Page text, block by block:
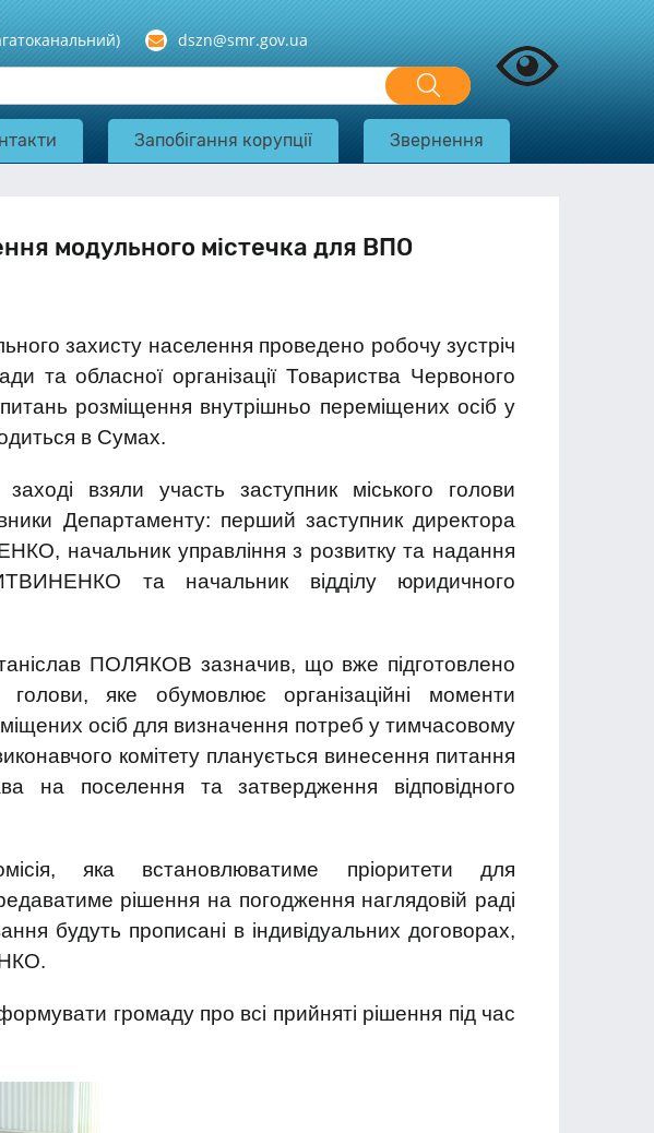
dszn@smr.gov.ua
Запобігання корупції Звернення
модульного містечка для ВПО
захисту населення проведено робочу зустріч
та обласної організації Товариства Червоного
питань розміщення внутрішньо переміщених осіб у
в Сумах.
взяли участь заступник міського голови
Департаменту: перший заступник директора
начальник управління з розвитку та надання
та начальник відділу юридичного
ПОЛЯКОВ зазначив, що вже підготовлено
голови, яке обумовлює організаційні моменти
осіб для визначення потреб у тимчасовому
комітету планується винесення питання
на поселення та затвердження відповідного
яка встановлюватиме пріоритети для
рішення на погодження наглядовій раді
будуть прописані в індивідуальних договорах,
громаду про всі прийняті рішення під час